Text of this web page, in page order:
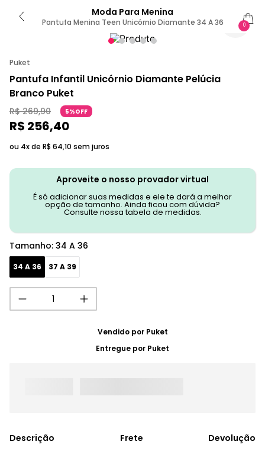
Moda Para Menina
Pantufa Menina Teen Unicórnio Diamante 34 A 36 0
Puket
Pantufa Infantil Unicórnio Diamante Pelúcia
Branco Puket
R$ 269,90 5%OFF
R$ 256,40
ou 4x de R$ 64,10 sem juros
Aproveite o nosso provador virtual
É só adicionar suas medidas e ele te dará a melhor
opção de tamanho. Ainda ficou com dúvida?
Consulte nossa tabela de medidas.
Tamanho: 34 A 36
34 A 36 37 A 39
Vendido por Puket
Entregue por Puket
Frete Devolução